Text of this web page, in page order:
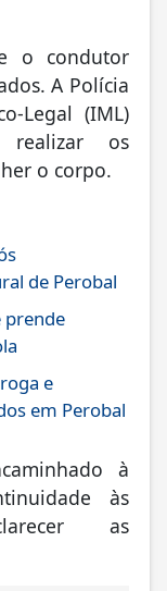
o condutor
A Polícia
Legal (IML)
os
o corpo.
de Perobal
prende
e
em Perobal
à
às
as